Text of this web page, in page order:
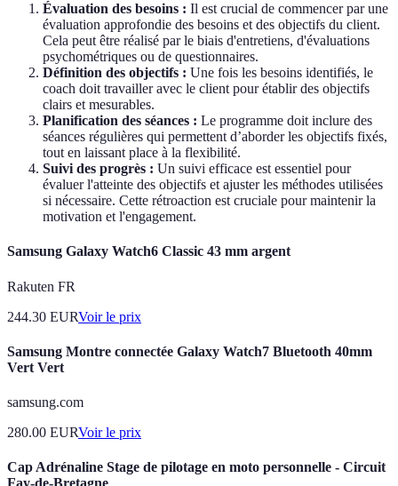
Évaluation des besoins : Il est crucial de commencer par une
évaluation approfondie des besoins et des objectifs du client.
Cela peut être réalisé par le biais d'entretiens, d'évaluations
psychométriques ou de questionnaires.
Définition des objectifs : Une fois les besoins identifiés, le
coach doit travailler avec le client pour établir des objectifs
clairs et mesurables.
Planification des séances : Le programme doit inclure des
séances régulières qui permettent d’aborder les objectifs fixés,
tout en laissant place à la flexibilité.
Suivi des progrès : Un suivi efficace est essentiel pour
évaluer l'atteinte des objectifs et ajuster les méthodes utilisées
si nécessaire. Cette rétroaction est cruciale pour maintenir la
motivation et l'engagement.
Samsung Galaxy Watch6 Classic 43 mm argent
Rakuten FR
244.30 EURVoir le prix
Samsung Montre connectée Galaxy Watch7 Bluetooth 40mm
Vert Vert
samsung.com
280.00 EURVoir le prix
Cap Adrénaline Stage de pilotage en moto personnelle - Circuit